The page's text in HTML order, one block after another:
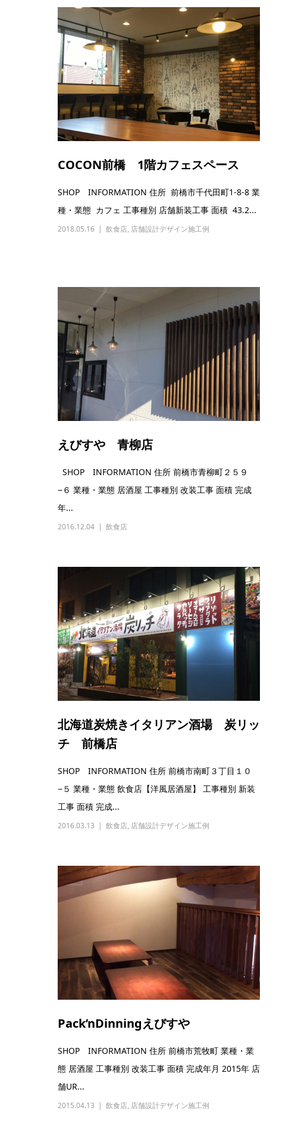
COCON前橋 1階カフェスペース
SHOP INFORMATION 住所 前橋市千代田町1-8-8 業
種・業態 カフェ 工事種別 店舗新装工事 面積 43.2...
2018.05.16 飲食店, 店舗設計デザイン施工例
えびすや 青柳店
SHOP INFORMATION 住所 前橋市青柳町２５９
−６ 業種・業態 居酒屋 工事種別 改装工事 面積 完成
年...
2016.12.04 飲食店
北海道炭焼きイタリアン酒場 炭リッ
チ 前橋店
SHOP INFORMATION 住所 前橋市南町３丁目１０
−５ 業種・業態 飲食店【洋風居酒屋】 工事種別 新装
工事 面積 完成...
2016.03.13 飲食店, 店舗設計デザイン施工例
Pack’nDinningえびすや
SHOP INFORMATION 住所 前橋市荒牧町 業種・業
態 居酒屋 工事種別 改装工事 面積 完成年月 2015年 店
舗UR...
2015.04.13 飲食店, 店舗設計デザイン施工例